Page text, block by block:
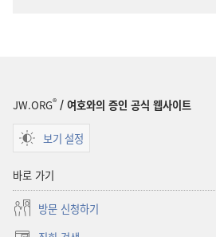
JW.ORG® / 여호와의 증인 공식 웹사이트
보기 설정
바로 가기
방문 신청하기